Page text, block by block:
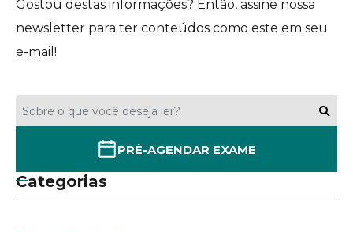
Gostou destas informações? Então, assine nossa
newsletter para ter conteúdos como este em seu
e-mail!
PRÉ-AGENDAR EXAME
Categorias